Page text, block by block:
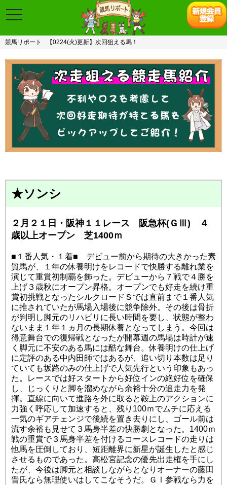
toggle
navigation
競馬リポート 【0224(火)更新】次回狙える馬！
★ソンシ
２月２１日・阪神１１レース 阪急杯(ＧⅢ) ４
歳以上オープン 芝1400ｍ
■１番人気・１着■ デビュー前から期待の大きかった素
質馬が、１年の休養明けをレコードで快勝する離れ業を
演じて重賞初制覇を飾った。デビューから７戦で４勝を
上げ３歳秋にオープン昇格。オープンでも好走を続け重
賞初挑戦となったシルクロードＳでは直前まで１番人気
に推されていたが馬場入場後に競争除外。その後は骨折
が判明し脚元のリハビリに長い時間を要し、状態が整わ
ないまま１年１ヵ月の長期休養となってしまう。今回は
得意舞台での復帰戦となったが開幕週の馬場は時計が速
く脚元に不安のある馬には酷な舞台。休養明けの仕上げ
に定評のある中内田師ではあるが、追い切り本数は足り
ていても坂路のみの仕上げで人気先行という印象もあっ
た。レースでは好スタートから好位インの絶好位を確保
し、じっくりと脚を溜めながら余裕十分の追走力を発
揮。直線に向いて進路を外に取ると鞍上のアクションに
力強く呼応して加速すると、残り100ｍでムチに応える
一気のギアチェンジで後続を置き去りにし、ゴール前は
流す余裕も見せて３馬身半差の快勝劇となった。1400ｍ
戦の重賞で３馬身半差を付けるコースレコードの走りは
他馬を圧倒しており、短距離界に新星が誕生したと感じ
させるものであった。高松宮記念の優先出走権を手にし
たが、今後は脚元と相談しながらとなりオーナーの藤田
晋氏なら無理使いはしてこなそうだ。ＧⅠ参戦なら力を